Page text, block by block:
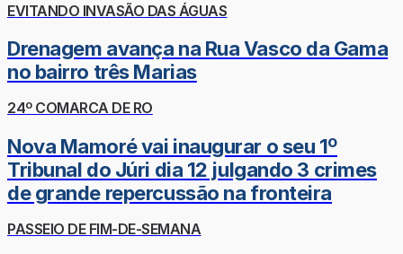
EVITANDO INVASÃO DAS ÁGUAS
Drenagem avança na Rua Vasco da Gama
no bairro três Marias
24º COMARCA DE RO
Nova Mamoré vai inaugurar o seu 1º
Tribunal do Júri dia 12 julgando 3 crimes
de grande repercussão na fronteira
PASSEIO DE FIM-DE-SEMANA